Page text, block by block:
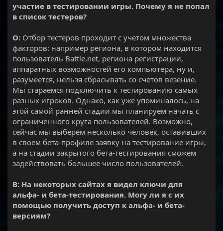
участие в тестировании игры. Почему я не попал
в список тестеров?
О: Отбор тестеров проходит с учетом множества
факторов: например региона, в котором находится
пользователь Battle.net, региона регистрации,
аппаратных возможностей его компьютера, ну и,
разумеется, нельзя сбрасывать со счетов везение.
Мы стараемся подключить к тестированию самых
разных игроков. Однако, как уже упоминалось, на
этой самой ранней стадии мы планируем начать с
ограниченного круга пользователей. Возможно,
сейчас мы выберем несколько человек, оставивших
в своем бета-профиле заявку на тестирование игры,
а на стадии закрытого бета-тестирования сможем
задействовать большее число пользователей.
В: На некоторых сайтах я видел ключи для
альфа- и бета-тестирования. Могу ли я с их
помощью получить доступ к альфа- и бета-
версиям?